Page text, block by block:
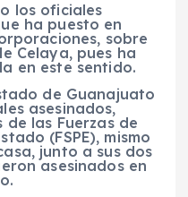
los oficiales
ha puesto en
sobre
Celaya, pues ha
en este sentido.
de Guanajuato
asesinados,
de las Fuerzas de
(FSPE), mismo
junto a sus dos
asesinados en